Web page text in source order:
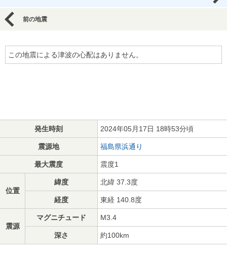
前の地震
この地震による津波の心配はありません。
発生時刻 2024年05月17日 18時53分頃
震源地 福島県浜通り
最大震度 震度1
位置
緯度 北緯 37.3度
経度 東経 140.8度
震源
マグニチュード M3.4
深さ 約100km